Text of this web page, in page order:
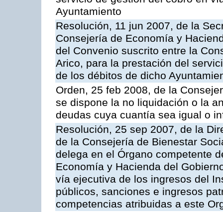
Ayuntamiento
Resolución, 11 jun 2007, de la
Consejería de Economía y
del Convenio suscrito entre la
Arico, para la prestación del
de los débitos de dicho
Orden, 25 feb 2008, de la
se dispone la no liquidación o la
deudas cuya cuantía sea igual o
Resolución, 25 sep 2007, de la
de la Consejería de Bienestar
delega en el Órgano competente
Economía y Hacienda del
vía ejecutiva de los ingresos del
públicos, sanciones e ingresos
competencias atribuidas a este